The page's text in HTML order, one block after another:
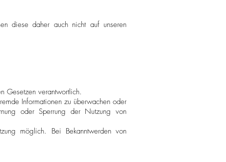
diese daher auch nicht auf unseren
Gesetzen verantwortlich.
Informationen zu überwachen oder
oder Sperrung der Nutzung von
möglich. Bei Bekanntwerden von